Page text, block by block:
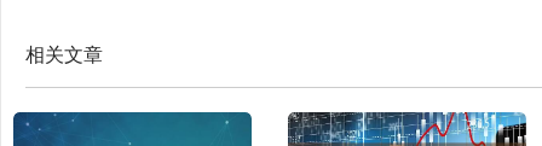
相关文章